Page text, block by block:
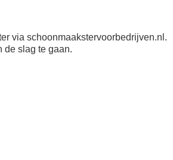
via schoonmaakstervoorbedrijven.nl.
de slag te gaan.